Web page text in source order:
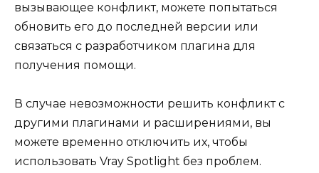
вызывающее конфликт, можете попытаться
обновить его до последней версии или
связаться с разработчиком плагина для
получения помощи.
В случае невозможности решить конфликт с
другими плагинами и расширениями, вы
можете временно отключить их, чтобы
использовать Vray Spotlight без проблем.